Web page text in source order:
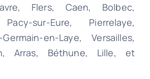
Flers, Caen, Bolbec,
sur-Eure, Pierrelaye,
en-Laye, Versailles,
Arras, Béthune, Lille, et